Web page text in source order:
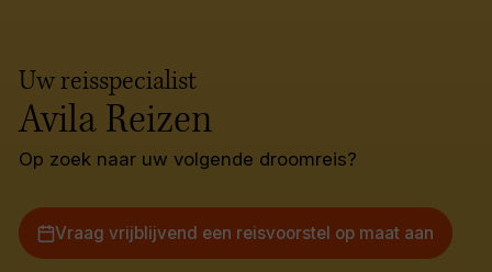
Uw reisspecialist
Avila Reizen
Op zoek naar uw volgende droomreis?
Vraag vrijblijvend een reisvoorstel op maat aan